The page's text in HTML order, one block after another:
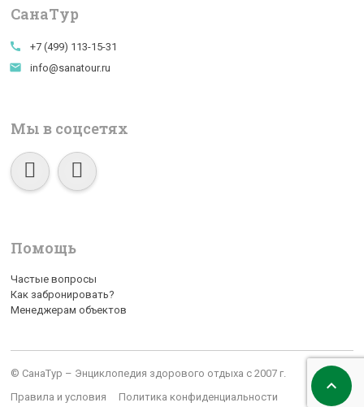

СанаTур
call +7 (499) 113-15-31
email info@sanatour.ru
Мы в соцсетях
Помощь
Частые вопросы
Как забронировать?
Менеджерам объектов
© СанаТур – Энциклопедия здорового отдыха с 2007 г.
Правила и условия
Политика конфиденциальности